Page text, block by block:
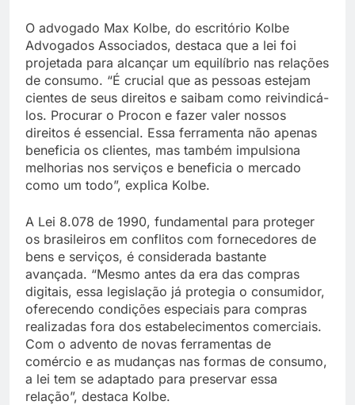
O advogado Max Kolbe, do escritório Kolbe
Advogados Associados, destaca que a lei foi
projetada para alcançar um equilíbrio nas relações
de consumo. “É crucial que as pessoas estejam
cientes de seus direitos e saibam como reivindicá-
los. Procurar o Procon e fazer valer nossos
direitos é essencial. Essa ferramenta não apenas
beneficia os clientes, mas também impulsiona
melhorias nos serviços e beneficia o mercado
como um todo”, explica Kolbe.
A Lei 8.078 de 1990, fundamental para proteger
os brasileiros em conflitos com fornecedores de
bens e serviços, é considerada bastante
avançada. “Mesmo antes da era das compras
digitais, essa legislação já protegia o consumidor,
oferecendo condições especiais para compras
realizadas fora dos estabelecimentos comerciais.
Com o advento de novas ferramentas de
comércio e as mudanças nas formas de consumo,
a lei tem se adaptado para preservar essa
relação”, destaca Kolbe.